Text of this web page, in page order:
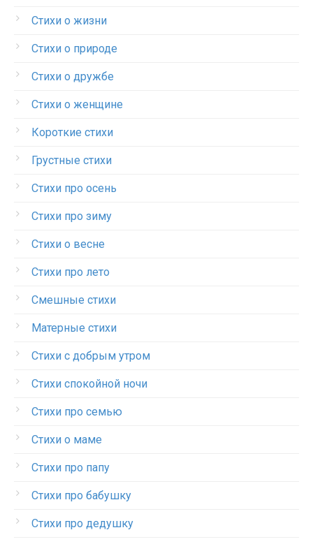
Стихи о жизни
Стихи о природе
Стихи о дружбе
Стихи о женщине
Короткие стихи
Грустные стихи
Стихи про осень
Стихи про зиму
Стихи о весне
Стихи про лето
Смешные стихи
Матерные стихи
Стихи с добрым утром
Стихи спокойной ночи
Стихи про семью
Стихи о маме
Стихи про папу
Стихи про бабушку
Стихи про дедушку